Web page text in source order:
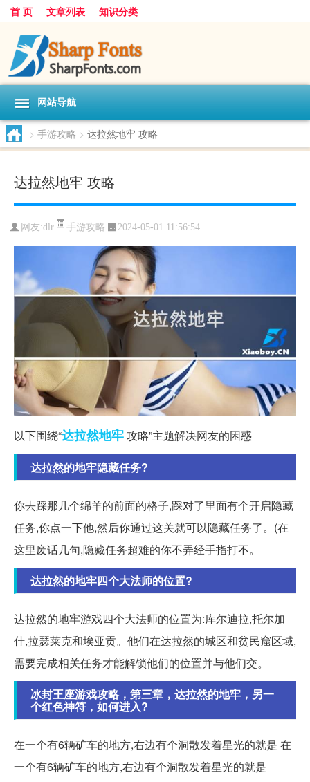
首 页 文章列表 知识分类
网站导航
> 手游攻略 > 达拉然地牢 攻略
达拉然地牢 攻略
网友:dlr 手游攻略 2024-05-01 11:56:54
以下围绕“达拉然地牢攻略”主题解决网友的困惑
达拉然的地牢隐藏任务?
你去踩那几个绵羊的前面的格子,踩对了里面有个开启隐藏
任务,你点一下他,然后你通过这关就可以隐藏任务了。(在
这里废话几句,隐藏任务超难的你不弄经手指打不。
达拉然的地牢四个大法师的位置?
达拉然的地牢游戏四个大法师的位置为:库尔迪拉,托尔加
什,拉瑟莱克和埃亚贡。他们在达拉然的城区和贫民窟区域,
需要完成相关任务才能解锁他们的位置并与他们交。
冰封王座游戏攻略，第三章，达拉然的地牢，另一
个红色神符，如何进入?
在一个有6辆矿车的地方,右边有个洞散发着星光的就是 在
一个有6辆矿车的地方,右边有个洞散发着星光的就是